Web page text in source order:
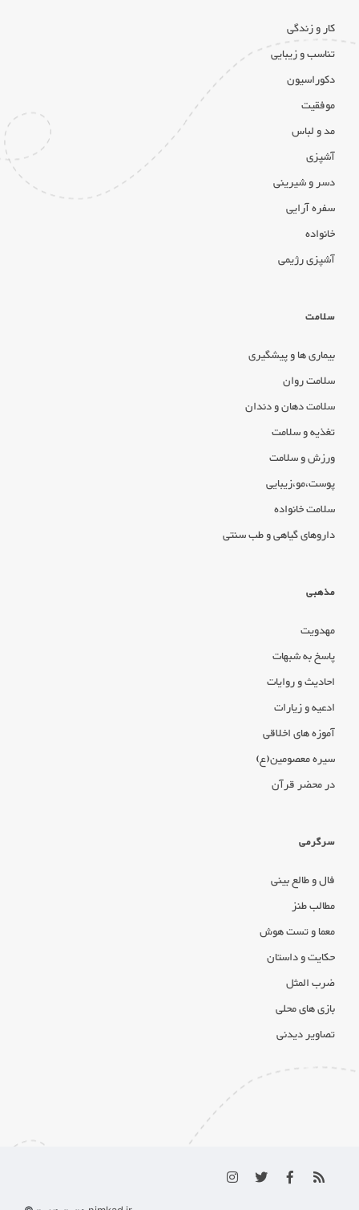
کار و زندگی
تناسب و زیبایی
دکوراسیون
موفقیت
مد و لباس
آشپزی
دسر و شیرینی
سفره آرایی
خانواده
آشپزی رژیمی
سلامت
بیماری ها و پیشگیری
سلامت روان
سلامت دهان و دندان
تغذیه و سلامت
ورزش و سلامت
پوست،مو،زیبایی
سلامت خانواده
داروهای گیاهی و طب سنتی
مذهبی
مهدویت
پاسخ به شبهات
احادیث و روایات
ادعیه و زیارات
آموزه های اخلاقی
سیره معصومین(ع)
در محضر قرآن
سرگرمی
فال و طالع بینی
مطالب طنز
معما و تست هوش
حکایت و داستان
ضرب المثل
بازی های محلی
تصاویر دیدنی